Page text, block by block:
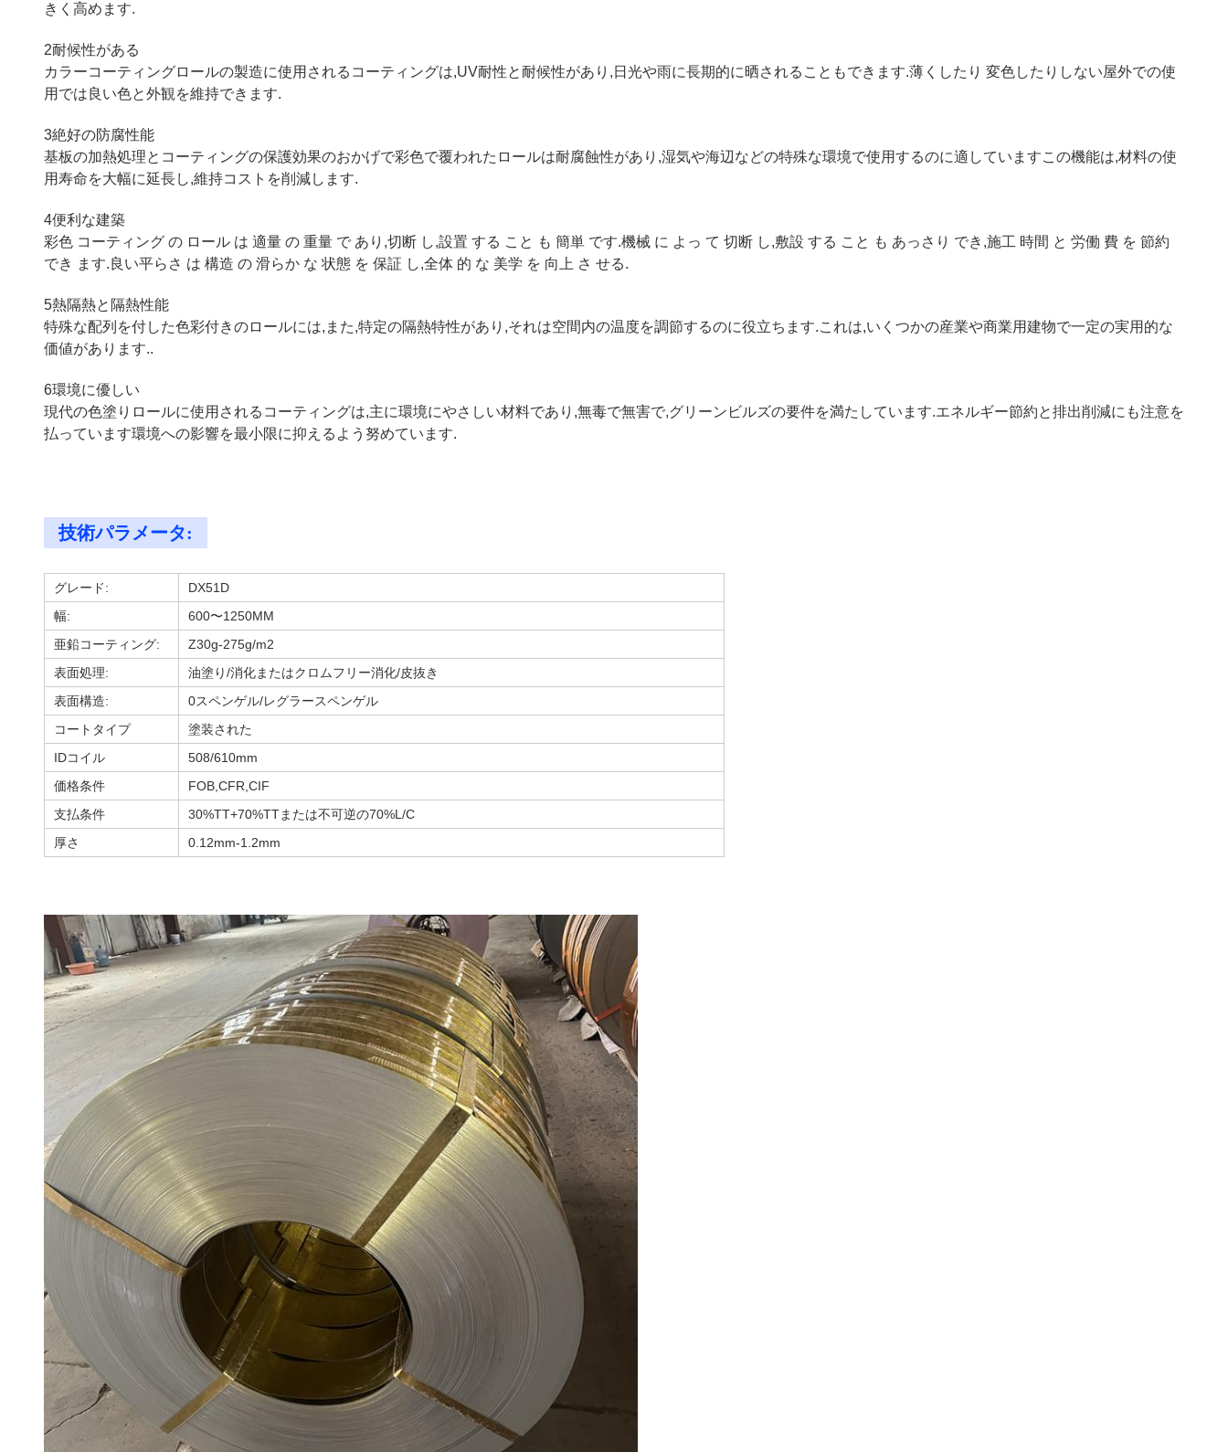
きく高めます.
2耐候性がある
カラーコーティングロールの製造に使用されるコーティングは,UV耐性と耐候性があり,日光や雨に長期的に晒されることもできます.薄くしたり 変色したりしない屋外での使
用では良い色と外観を維持できます.
3絶好の防腐性能
基板の加熱処理とコーティングの保護効果のおかげで彩色で覆われたロールは耐腐蝕性があり,湿気や海辺などの特殊な環境で使用するのに適していますこの機能は,材料の使
用寿命を大幅に延長し,維持コストを削減します.
4便利な建築
彩色 コーティング の ロール は 適量 の 重量 で あり,切断 し,設置 する こと も 簡単 です.機械 に よっ て 切断 し,敷設 する こと も あっさり でき,施工 時間 と 労働 費 を 節約
でき ます.良い平らさ は 構造 の 滑らか な 状態 を 保証 し,全体 的 な 美学 を 向上 さ せる.
5熱隔熱と隔熱性能
特殊な配列を付した色彩付きのロールには,また,特定の隔熱特性があり,それは空間内の温度を調節するのに役立ちます.これは,いくつかの産業や商業用建物で一定の実用的な
価値があります..
6環境に優しい
現代の色塗りロールに使用されるコーティングは,主に環境にやさしい材料であり,無毒で無害で,グリーンビルズの要件を満たしています.エネルギー節約と排出削減にも注意を
払っています環境への影響を最小限に抑えるよう努めています.
技術パラメータ:
グレード:
DX51D
幅:
600〜1250MM
亜鉛コーティング:
Z30g-275g/m2
表面処理:
油塗り/消化またはクロムフリー消化/皮抜き
表面構造:
0スペンゲル/レグラースペンゲル
コートタイプ
塗装された
IDコイル
508/610mm
価格条件
FOB,CFR,CIF
支払条件
30%TT+70%TTまたは不可逆の70%L/C
厚さ
0.12mm-1.2mm